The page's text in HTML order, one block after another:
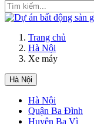
Trang chủ
Hà Nội
Xe máy
Hà Nội
Hà Nội
Quận Ba Đình
Huyện Ba Vì